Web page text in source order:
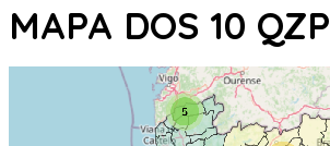
MAPA DOS 10 QZP